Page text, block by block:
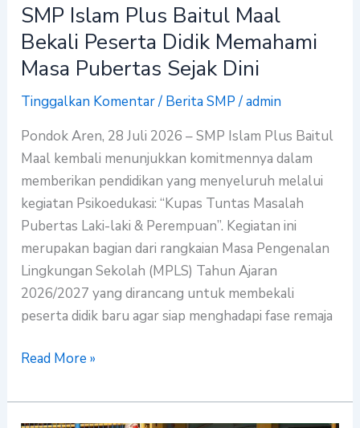
SMP Islam Plus Baitul Maal
Bekali Peserta Didik Memahami
Masa Pubertas Sejak Dini
Tinggalkan Komentar/ Berita SMP/admin
Pondok Aren, 28 Juli 2026 – SMP Islam Plus Baitul
Maal kembali menunjukkan komitmennya dalam
memberikan pendidikan yang menyeluruh melalui
kegiatan Psikoedukasi: “Kupas Tuntas Masalah
Pubertas Laki-laki & Perempuan”. Kegiatan ini
merupakan bagian dari rangkaian Masa Pengenalan
Lingkungan Sekolah (MPLS) Tahun Ajaran
2026/2027 yang dirancang untuk membekali
peserta didik baru agar siap menghadapi fase remaja
Masa
Pubertas
Sejak
Read More »